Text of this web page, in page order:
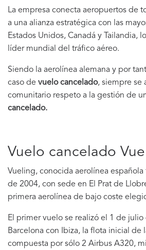
La empresa conecta aeropuertos de
a una alianza estratégica con las
Estados Unidos, Canadá y Tailandia,
líder mundial del tráfico aéreo.
Siendo la aerolínea alemana y por
caso de vuelo cancelado, siempre se
comunitario respeto a la gestión de
cancelado.
Vuelo cancelado
Vueling, conocida aerolínea
de 2004, con sede en El Prat de
primera aerolínea de bajo coste
El primer vuelo se realizó el 1 de
Barcelona con Ibiza, la flota inicial de
compuesta por sólo 2 Airbus A320,